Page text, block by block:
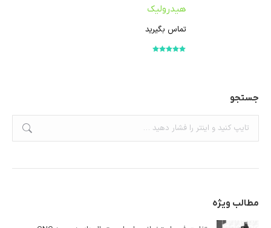
هیدرولیک
تماس بگیرید
جستجو
جستجو:
مطالب ویژه